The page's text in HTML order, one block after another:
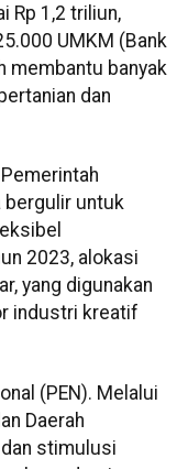
Rp 1,2 triliun,
UMKM (Bank
membantu banyak
dan
bergulir untuk
2023, alokasi
yang digunakan
industri kreatif
(PEN). Melalui
Daerah
stimulusi